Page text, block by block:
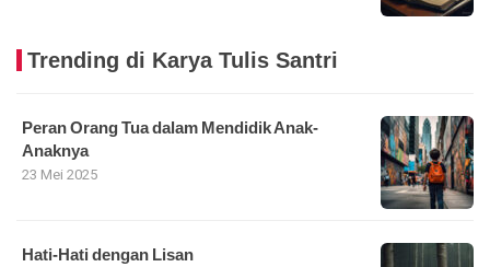
Trending di Karya Tulis Santri
Peran Orang Tua dalam Mendidik Anak-
Anaknya
23 Mei 2025
Hati-Hati dengan Lisan